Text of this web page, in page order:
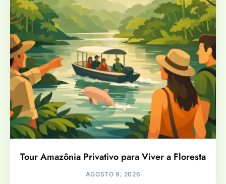
Tour Amazônia Privativo para Viver a Floresta
AGOSTO 9, 2026